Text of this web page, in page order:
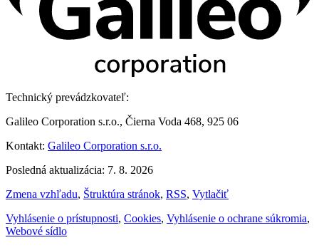
Technický prevádzkovateľ:
Galileo Corporation s.r.o., Čierna Voda 468, 925 06
Kontakt: Galileo Corporation s.r.o.
Posledná aktualizácia: 7. 8. 2026
Zmena vzhľadu, Štruktúra stránok, RSS, Vytlačiť
Vyhlásenie o prístupnosti, Cookies, Vyhlásenie o ochrane súkromia,
Webové sídlo